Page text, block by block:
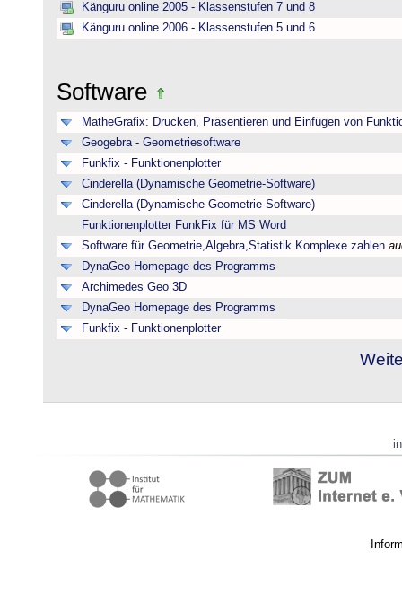
Känguru online 2005 - Klassenstufen 7 und 8
Känguru online 2006 - Klassenstufen 5 und 6
Software
MatheGrafix: Drucken, Präsentieren und Einfügen von
Geogebra - Geometriesoftware
Funkfix - Funktionenplotter
Cinderella (Dynamische Geometrie-Software)
Cinderella (Dynamische Geometrie-Software)
Funktionenplotter FunkFix für MS Word
Software für Geometrie,Algebra,Statistik Komplexe zahlen
DynaGeo Homepage des Programms
Archimedes Geo 3D
DynaGeo Homepage des Programms
Funkfix - Funktionenplotter